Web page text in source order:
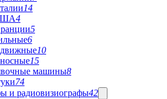
14
4
5
6
10
15
машины8
74
и радиовизиографы42